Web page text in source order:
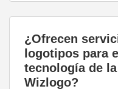
¿Ofrecen
logotipos para
tecnología de
Wizlogo?